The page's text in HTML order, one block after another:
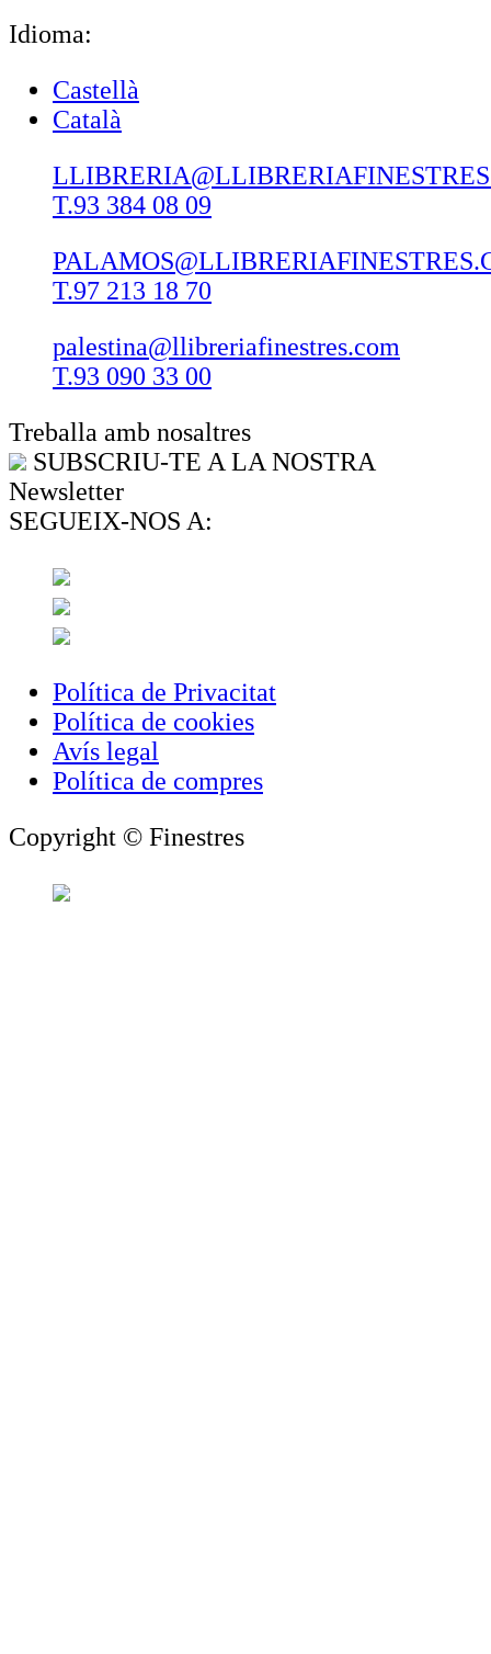
Idioma:
Castellà
Català
T.93 384 08 09
T.97 213 18 70
palestina@llibreriafinestres.com
T.93 090 33 00
Treballa amb nosaltres
SUBSCRIU-TE A LA NOSTRA
Newsletter
SEGUEIX-NOS A:
Política de Privacitat
Política de cookies
Avís legal
Política de compres
Copyright © Finestres